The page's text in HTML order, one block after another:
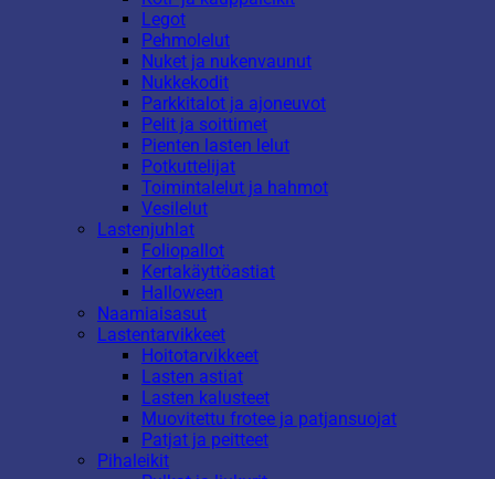
Legot
Pehmolelut
Nuket ja nukenvaunut
Nukkekodit
Parkkitalot ja ajoneuvot
Pelit ja soittimet
Pienten lasten lelut
Potkuttelijat
Toimintalelut ja hahmot
Vesilelut
Lastenjuhlat
Foliopallot
Kertakäyttöastiat
Halloween
Naamiaisasut
Lastentarvikkeet
Hoitotarvikkeet
Lasten astiat
Lasten kalusteet
Muovitettu frotee ja patjansuojat
Patjat ja peitteet
Pihaleikit